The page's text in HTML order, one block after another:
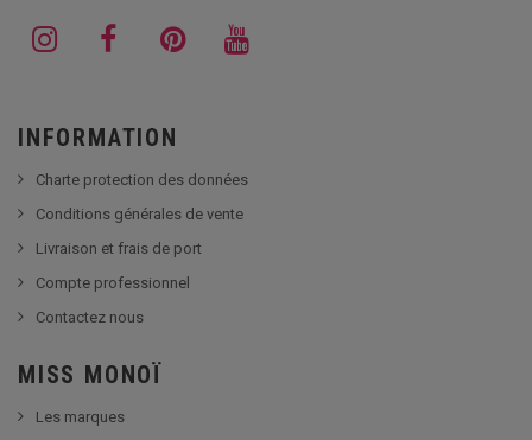
INFORMATION
Charte protection des données
Conditions générales de vente
Livraison et frais de port
Compte professionnel
Contactez nous
MISS MONOÏ
Les marques